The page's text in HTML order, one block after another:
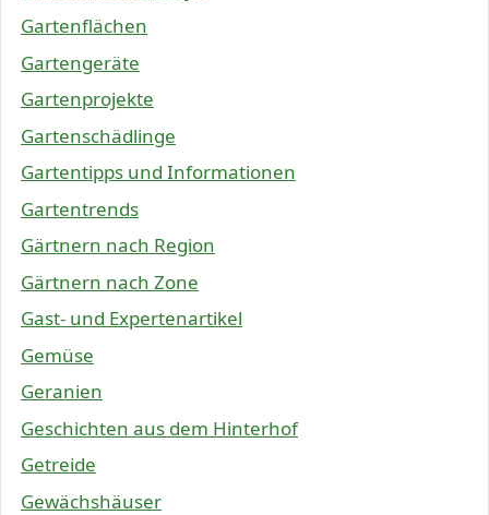
Gartenflächen
Gartengeräte
Gartenprojekte
Gartenschädlinge
Gartentipps und Informationen
Gartentrends
Gärtnern nach Region
Gärtnern nach Zone
Gast- und Expertenartikel
Gemüse
Geranien
Geschichten aus dem Hinterhof
Getreide
Gewächshäuser